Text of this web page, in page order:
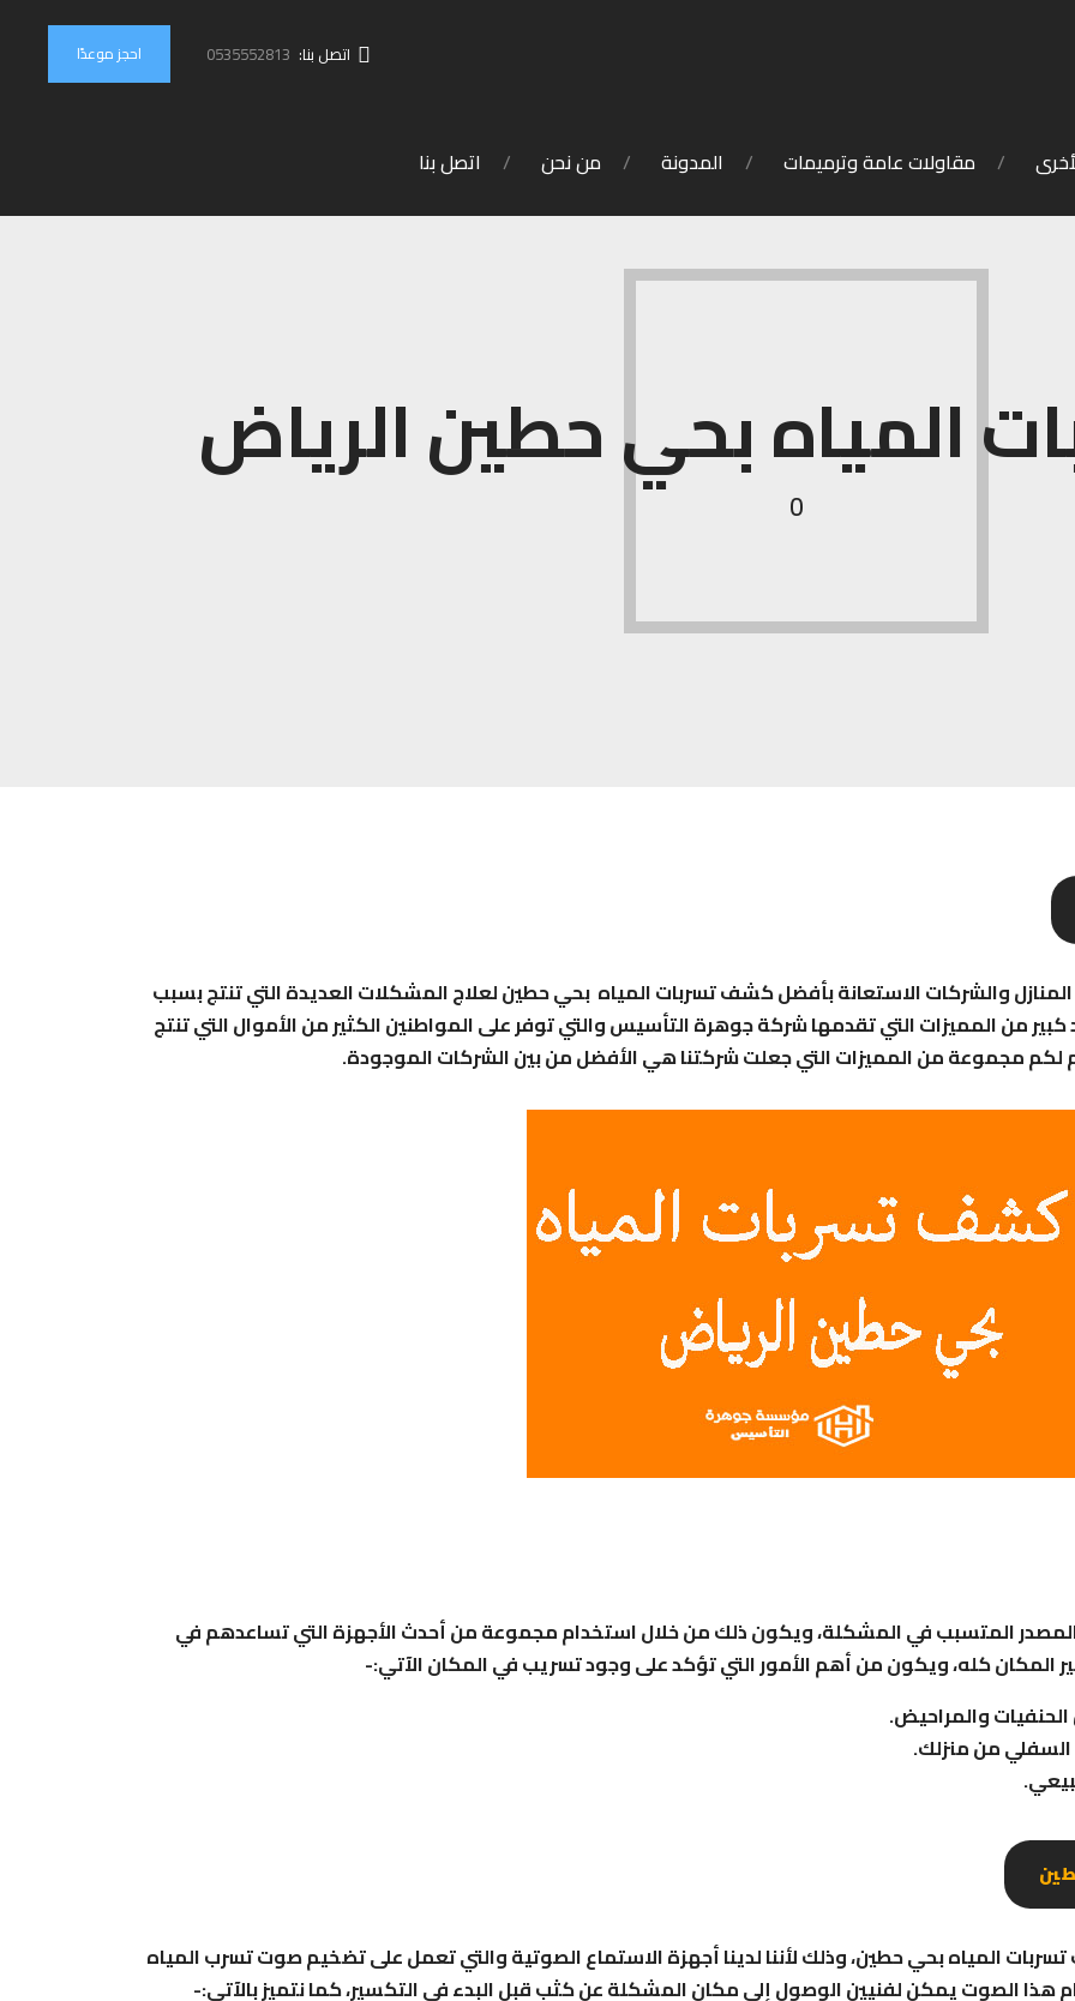
اتصل بنا: 0535552813 احجز موعدًا
مقاولات عامة وترميمات المدونة من نحن اتصل بنا
المياه بحي حطين الرياض
0
المنازل والشركات الاستعانة بأفضل كشف تسربات المياه بحي حطين لعلاج المشكلات العديدة التي تنتج بسبب
من المميزات التي تقدمها شركة جوهرة التأسيس والتي توفر على المواطنين الكثير من الأموال التي تنتج
لكم مجموعة من المميزات التي جعلت شركتنا هي الأفضل من بين الشركات الموجودة.
المتسبب في المشكلة، ويكون ذلك من خلال استخدام مجموعة من أحدث الأجهزة التي تساعدهم في
المكان كله، ويكون من أهم الأمور التي تؤكد على وجود تسريب في المكان الآتي:-
والمراحيض.
السفلي من منزلك.
المياه بحي حطين، وذلك لأننا لدينا أجهزة الاستماع الصوتية والتي تعمل على تضخيم صوت تسرب المياه
هذا الصوت يمكن لفنيين الوصول إلى مكان المشكلة عن كثب قبل البدء في التكسير، كما نتميز بالآتي:-